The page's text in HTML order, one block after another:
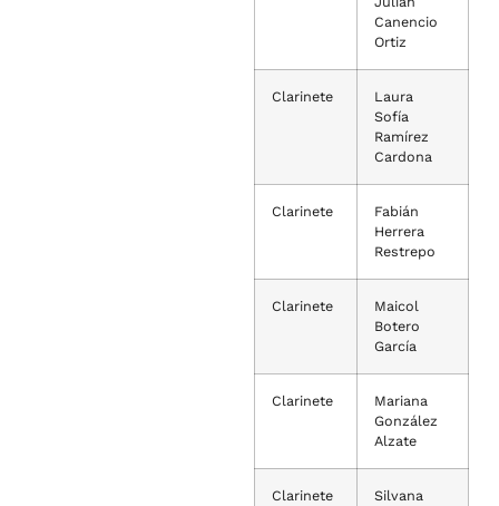
Canencio
Ortiz
Clarinete
Laura
Sofía
Ramírez
Cardona
Clarinete
Fabián
Herrera
Restrepo
Clarinete
Maicol
Botero
García
Clarinete
Mariana
González
Alzate
Clarinete
Silvana